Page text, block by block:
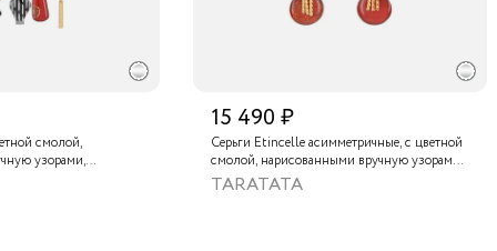
смолой,
узорами,
15 490 ₽
Серьги Etincelle асимметричные, с цветной
смолой, нарисованными вручную узорами,
слюдяным порошком, стеклянной бусиной,
тонированным гематитом и золотой
TARATATA